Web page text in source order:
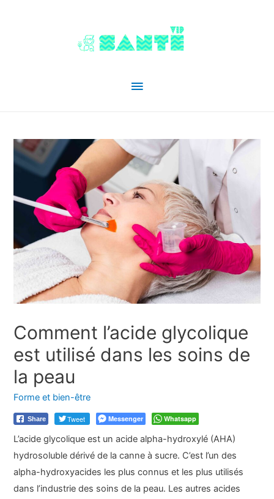
Menu
Comment l’acide glycolique
est utilisé dans les soins de
la peau
Forme et bien-être
Share Tweet Messenger Whatsapp
L’acide glycolique est un acide alpha-hydroxylé (AHA)
hydrosoluble dérivé de la canne à sucre. C’est l’un des
alpha-hydroxyacides les plus connus et les plus utilisés
dans l’industrie des soins de la peau. Les autres acides